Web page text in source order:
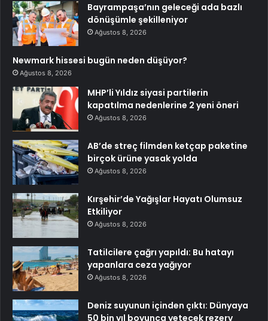
Bayrampaşa’nın geleceği ada bazlı
dönüşümle şekilleniyor
Ağustos 8, 2026
Newmark hissesi bugün neden düşüyor?
Ağustos 8, 2026
MHP’li Yıldız siyasi partilerin
kapatılma nedenlerine 2 yeni öneri
Ağustos 8, 2026
AB’de streç filmden ketçap paketine
birçok ürüne yasak yolda
Ağustos 8, 2026
Kırşehir’de Yağışlar Hayatı Olumsuz
Etkiliyor
Ağustos 8, 2026
Tatilcilere çağrı yapıldı: Bu hatayı
yapanlara ceza yağıyor
Ağustos 8, 2026
Deniz suyunun içinden çıktı: Dünyaya
50 bin yıl boyunca yetecek rezerv